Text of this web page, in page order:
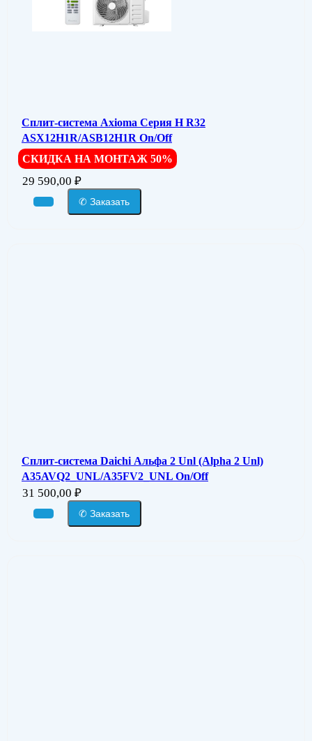
Сплит-система Axioma Серия H R32
ASX12H1R/ASB12H1R On/Off
СКИДКА НА МОНТАЖ 50%
29 590,00 ₽
✆ Заказать
Сплит-система Daichi Альфа 2 Unl (Alpha 2 Unl)
A35AVQ2_UNL/A35FV2_UNL On/Off
31 500,00 ₽
✆ Заказать